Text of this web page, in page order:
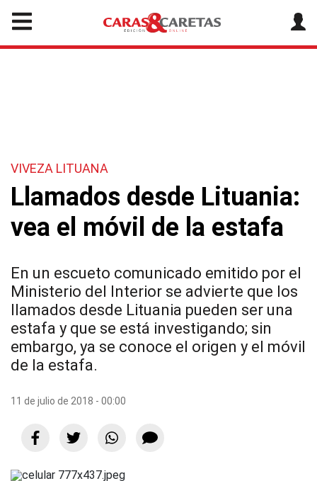
VIVEZA LITUANA
Llamados desde Lituania:
vea el móvil de la estafa
En un escueto comunicado emitido por el
Ministerio del Interior se advierte que los
llamados desde Lituania pueden ser una
estafa y que se está investigando; sin
embargo, ya se conoce el origen y el móvil
de la estafa.
11 de julio de 2018 - 00:00